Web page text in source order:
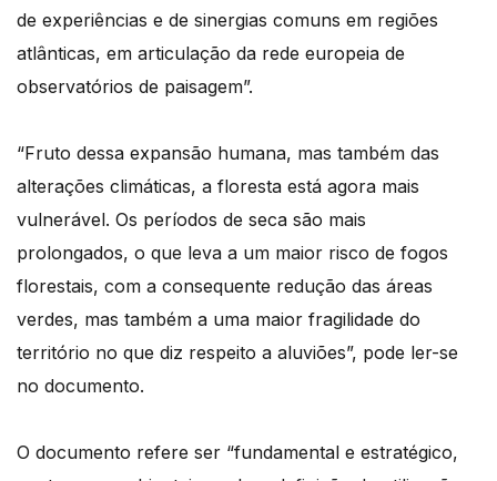
de experiências e de sinergias comuns em regiões
atlânticas, em articulação da rede europeia de
observatórios de paisagem”.
“Fruto dessa expansão humana, mas também das
alterações climáticas, a floresta está agora mais
vulnerável. Os períodos de seca são mais
prolongados, o que leva a um maior risco de fogos
florestais, com a consequente redução das áreas
verdes, mas também a uma maior fragilidade do
território no que diz respeito a aluviões”, pode ler-se
no documento.
O documento refere ser “fundamental e estratégico,